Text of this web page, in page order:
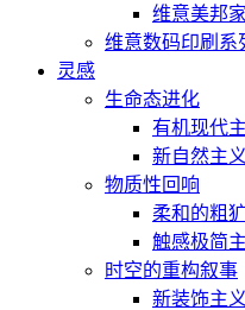
维意美邦
维意数码印刷系
灵感
生命态进化
有机现代
新自然主义
物质性回响
柔和的粗
触感极简
时空的重构叙事
新装饰主义